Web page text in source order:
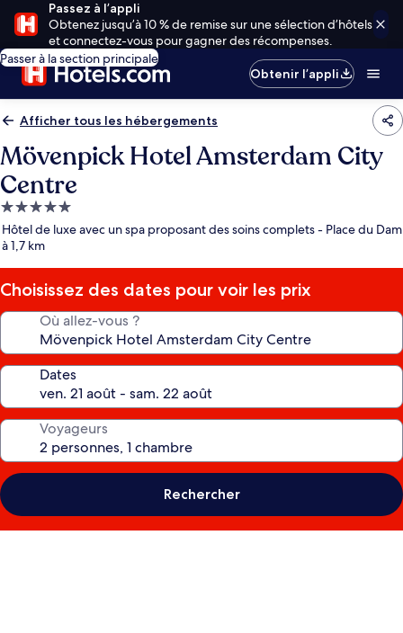
Passez à l’appli
Obtenez jusqu’à 10 % de remise sur une sélection d’hôtels
et connectez-vous pour gagner des récompenses.
Passer à la section principale
Obtenir l’appli
Afficher tous les hébergements
Mövenpick Hotel Amsterdam City
Centre
Hébergement
5.0 étoiles
Hôtel de luxe avec un spa proposant des soins complets - Place du Dam
à 1,7 km
Choisissez des dates pour voir les prix
Où allez-vous ?
Dates
Voyageurs
Rechercher